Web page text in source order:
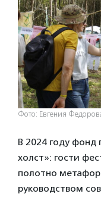
Фото: Евгения
В 2024 году
холст»: гости
полотно
руководством